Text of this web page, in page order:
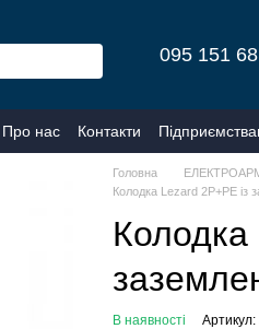
095 151
Про нас Контакти
Головна
Колодка Lezard 2Р+РЕ із
Колодка
В наявності